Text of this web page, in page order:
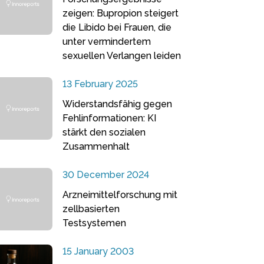
zeigen: Bupropion steigert
die Libido bei Frauen, die
unter vermindertem
sexuellen Verlangen leiden
13 February 2025
Widerstandsfähig gegen
Fehlinformationen: KI
stärkt den sozialen
Zusammenhalt
30 December 2024
Arzneimittelforschung mit
zellbasierten
Testsystemen
15 January 2003